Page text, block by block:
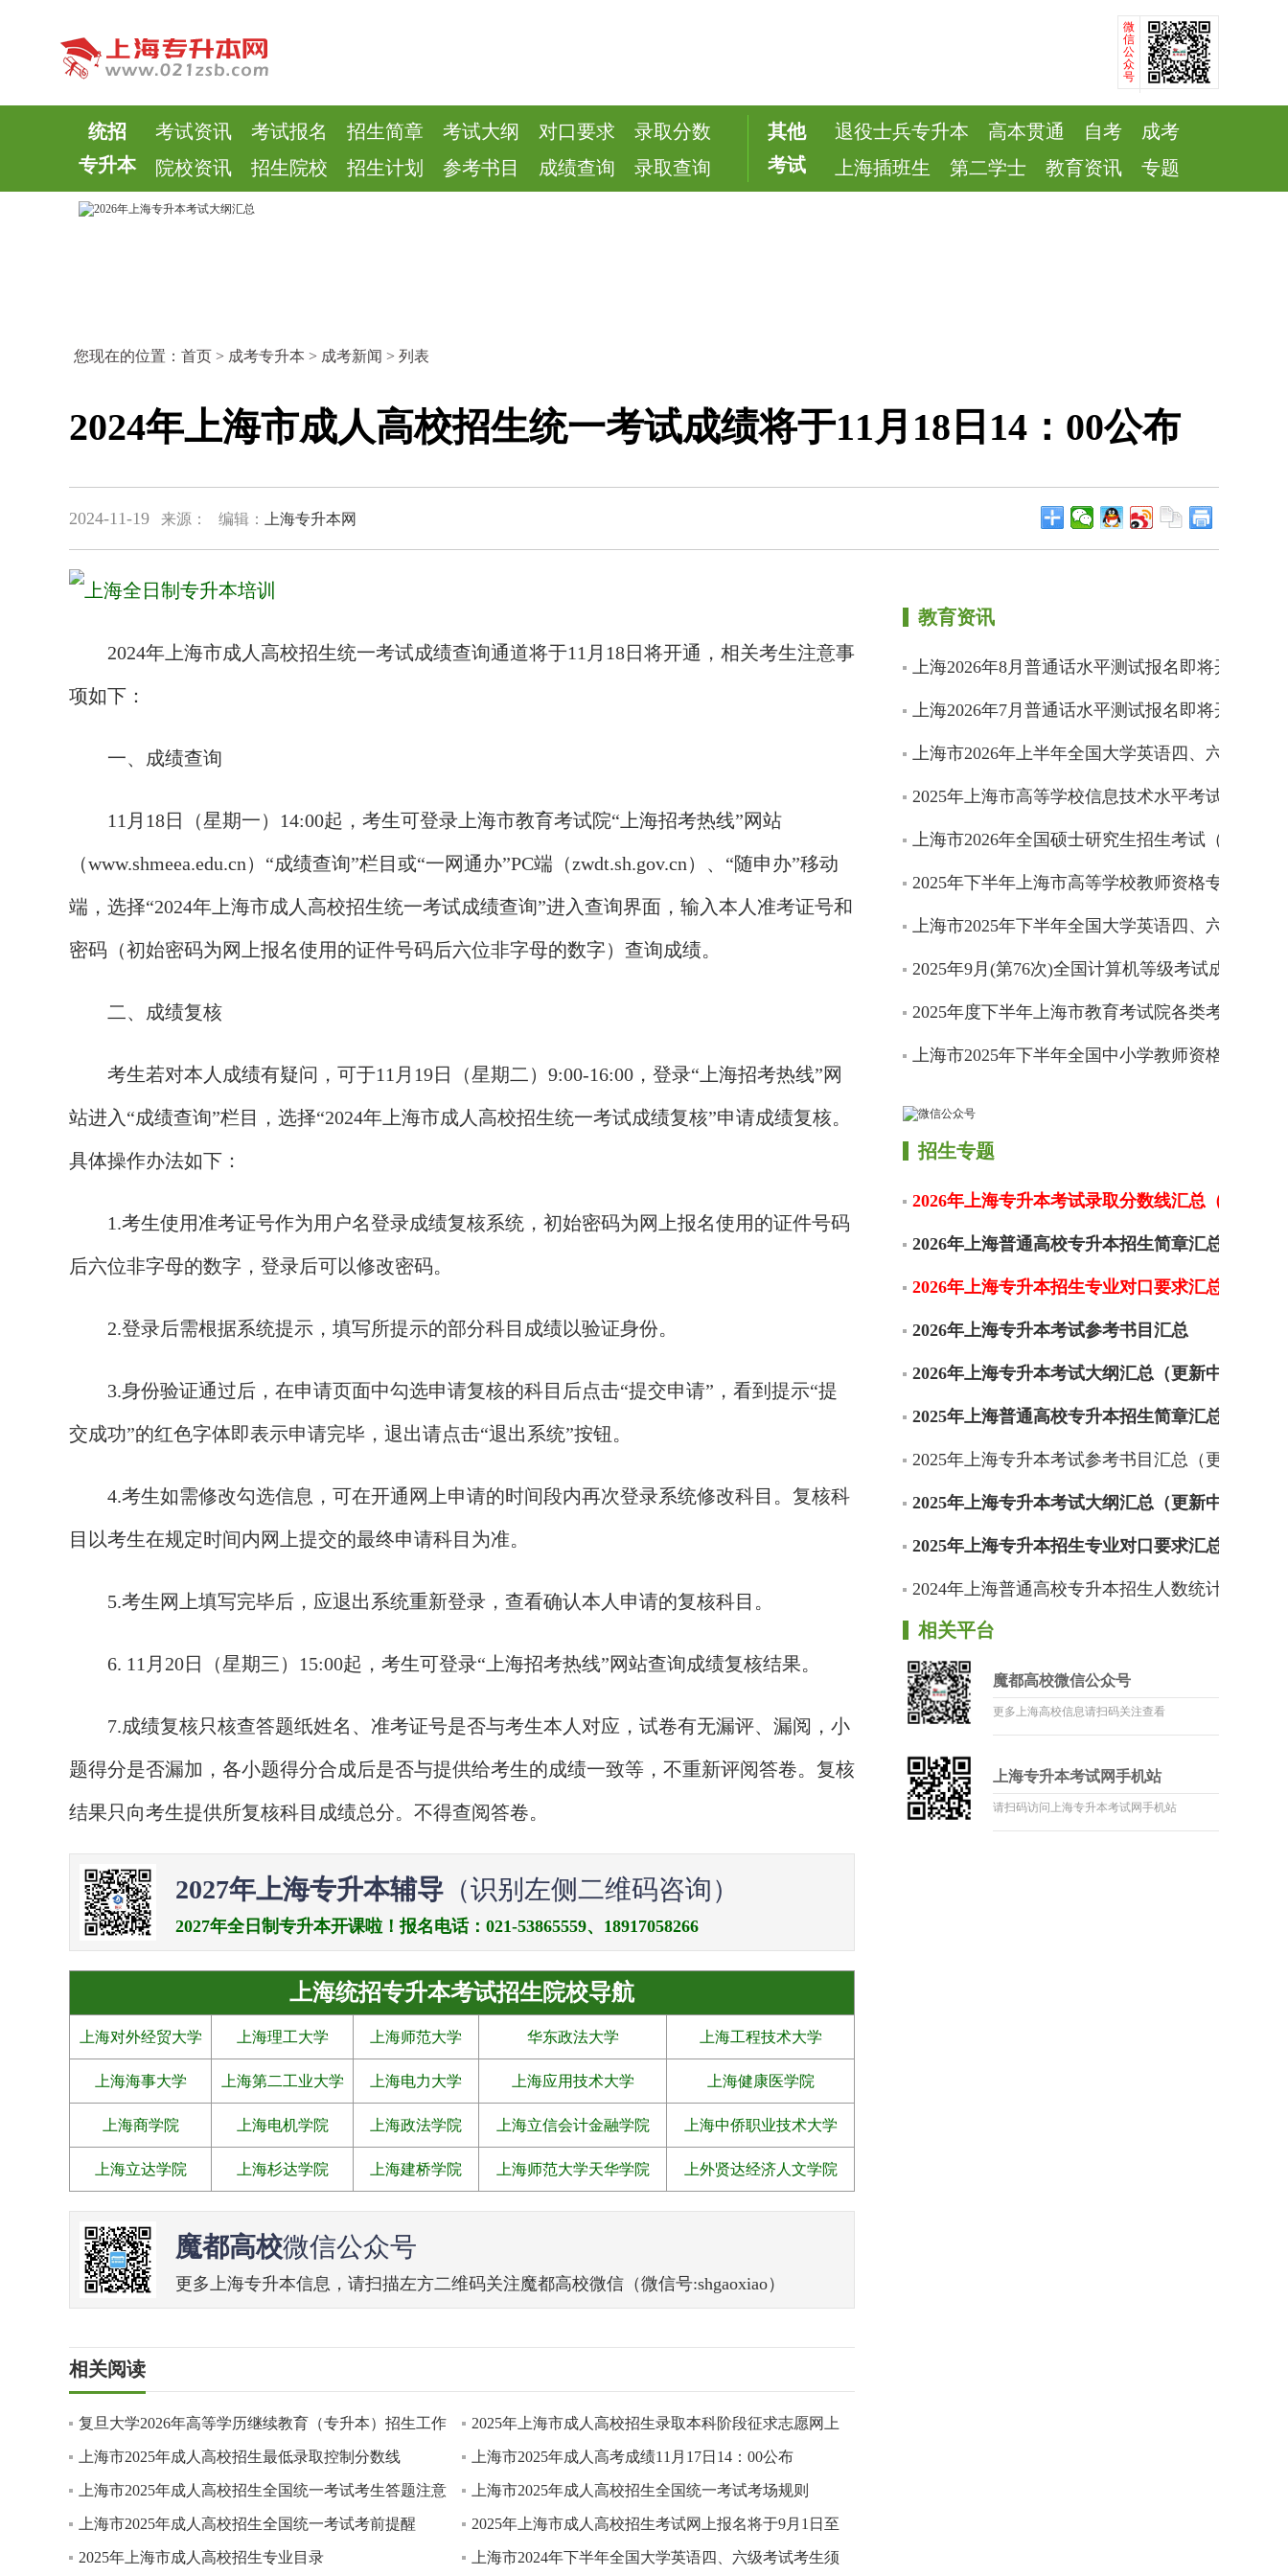
微
信
公
众
号
统招
专升本
考试资讯 考试报名 招生简章 考试大纲 对口要求
录取分数
院校资讯
招生院校 招生计划 参考书目 成绩查询 录取查询
其他
考试
退役士兵专升本 高本贯通 自考
成考
上海插班生
第二学士 教育资讯 专题
您现在的位置： 首页 > 成考专升本 > 成考新闻 > 列表
2024年上海市成人高校招生统一考试成绩将于11月18日14：00公布
2024-11-19 来源： 编辑： 上海专升本网
2024年上海市成人高校招生统一考试成绩查询通道将于11月18日将开通，相关考生注意事
项如下：
一、成绩查询
11月18日（星期一）14:00起，考生可登录上海市教育考试院“上海招考热线”网站
（www.shmeea.edu.cn）“成绩查询”栏目或“一网通办”PC端（zwdt.sh.gov.cn）、“随申办”移动
端，选择“2024年上海市成人高校招生统一考试成绩查询”进入查询界面，输入本人准考证号和
密码（初始密码为网上报名使用的证件号码后六位非字母的数字）查询成绩。
二、成绩复核
考生若对本人成绩有疑问，可于11月19日（星期二）9:00-16:00，登录“上海招考热线”网
站进入“成绩查询”栏目，选择“2024年上海市成人高校招生统一考试成绩复核”申请成绩复核。
具体操作办法如下：
1.考生使用准考证号作为用户名登录成绩复核系统，初始密码为网上报名使用的证件号码
后六位非字母的数字，登录后可以修改密码。
2.登录后需根据系统提示，填写所提示的部分科目成绩以验证身份。
3.身份验证通过后，在申请页面中勾选申请复核的科目后点击“提交申请”，看到提示“提
交成功”的红色字体即表示申请完毕，退出请点击“退出系统”按钮。
4.考生如需修改勾选信息，可在开通网上申请的时间段内再次登录系统修改科目。复核科
目以考生在规定时间内网上提交的最终申请科目为准。
5.考生网上填写完毕后，应退出系统重新登录，查看确认本人申请的复核科目。
6. 11月20日（星期三）15:00起，考生可登录“上海招考热线”网站查询成绩复核结果。
7.成绩复核只核查答题纸姓名、准考证号是否与考生本人对应，试卷有无漏评、漏阅，小
题得分是否漏加，各小题得分合成后是否与提供给考生的成绩一致等，不重新评阅答卷。复核
结果只向考生提供所复核科目成绩总分。不得查阅答卷。
2027年上海专升本辅导 （识别左侧二维码咨询）
2027年全日制专升本开课啦！报名电话：021-53865559、18917058266
上海统招专升本考试招生院校导航
上海对外经贸大学 上海理工大学 上海师范大学 华东政法大学 上海工程技术大学
上海海事大学 上海第二工业大学 上海电力大学 上海应用技术大学 上海健康医学院
上海商学院 上海电机学院 上海政法学院 上海立信会计金融学院 上海中侨职业技术大学
上海立达学院 上海杉达学院 上海建桥学院 上海师范大学天华学院 上外贤达经济人文学院
魔都高校微信公众号
更多上海专升本信息，请扫描左方二维码关注魔都高校微信（微信号:shgaoxiao）
相关阅读
复旦大学2026年高等学历继续教育（专升本）招生工作 2025年上海市成人高校招生录取本科阶段征求志愿网上
上海市2025年成人高校招生最低录取控制分数线 上海市2025年成人高考成绩11月17日14：00公布
上海市2025年成人高校招生全国统一考试考生答题注意 上海市2025年成人高校招生全国统一考试考场规则
上海市2025年成人高校招生全国统一考试考前提醒 2025年上海市成人高校招生考试网上报名将于9月1日至
2025年上海市成人高校招生专业目录 上海市2024年下半年全国大学英语四、六级考试考生须
教育资讯
上海2026年8月普通话水平测试报名即将开始
上海2026年7月普通话水平测试报名即将开始
上海市2026年上半年全国大学英语四、六级考试
2025年上海市高等学校信息技术水平考试成绩即
上海市2026年全国硕士研究生招生考试（初试）
2025年下半年上海市高等学校教师资格专业课程
上海市2025年下半年全国大学英语四、六级考试
2025年9月(第76次)全国计算机等级考试成绩开通
2025年度下半年上海市教育考试院各类考试信息
上海市2025年下半年全国中小学教师资格考试（
招生专题
2026年上海专升本考试录取分数线汇总（不限更
2026年上海普通高校专升本招生简章汇总
2026年上海专升本招生专业对口要求汇总
2026年上海专升本考试参考书目汇总
2026年上海专升本考试大纲汇总（更新中）
2025年上海普通高校专升本招生简章汇总
2025年上海专升本考试参考书目汇总（更新中）
2025年上海专升本考试大纲汇总（更新中）
2025年上海专升本招生专业对口要求汇总（更新
2024年上海普通高校专升本招生人数统计
相关平台
魔都高校微信公众号
更多上海高校信息请扫码关注查看
上海专升本考试网手机站
请扫码访问上海专升本考试网手机站